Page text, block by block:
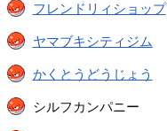
フレンドリィショップ
ヤマブキシティジム
かくとうどうじょう
シルフカンパニー